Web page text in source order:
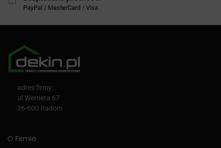
PayPal / MasterCard / Visa
adres firmy:
ul.Wernera 67
26-600 Radom
O Firmie